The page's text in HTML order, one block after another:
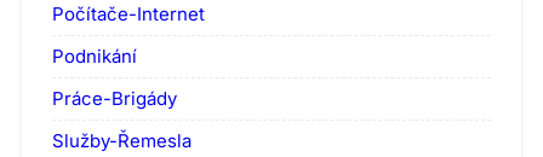
Počítače-Internet
Podnikání
Práce-Brigády
Služby-Řemesla